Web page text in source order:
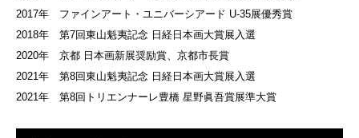
2017年 ファインアート・ユニバーシアード U-35展優秀賞
2018年 第7回東山魁夷記念 日経日本画大賞展入選
2020年 京都 日本画新展奨励賞、京都市長賞
2021年 第8回東山魁夷記念 日経日本画大賞展入選
2021年 第8回トリエンナーレ豊橋 星野眞吾賞展準大賞